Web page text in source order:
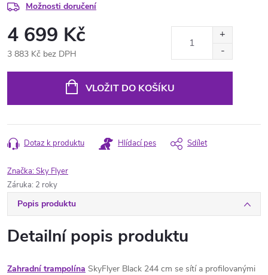
Možnosti doručení
4 699 Kč
3 883 Kč bez DPH
VLOŽIT DO KOŠÍKU
Dotaz k produktu Hlídací pes Sdílet
Značka:Sky Flyer
Záruka: 2 roky
Popis produktu
Detailní popis produktu
Zahradní trampolína SkyFlyer Black 244 cm se sítí a profilovanými